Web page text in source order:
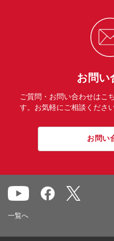
お問い
ご質問・お問い合わせはこ
す。お気軽にご相談ください
お問い
一覧へ